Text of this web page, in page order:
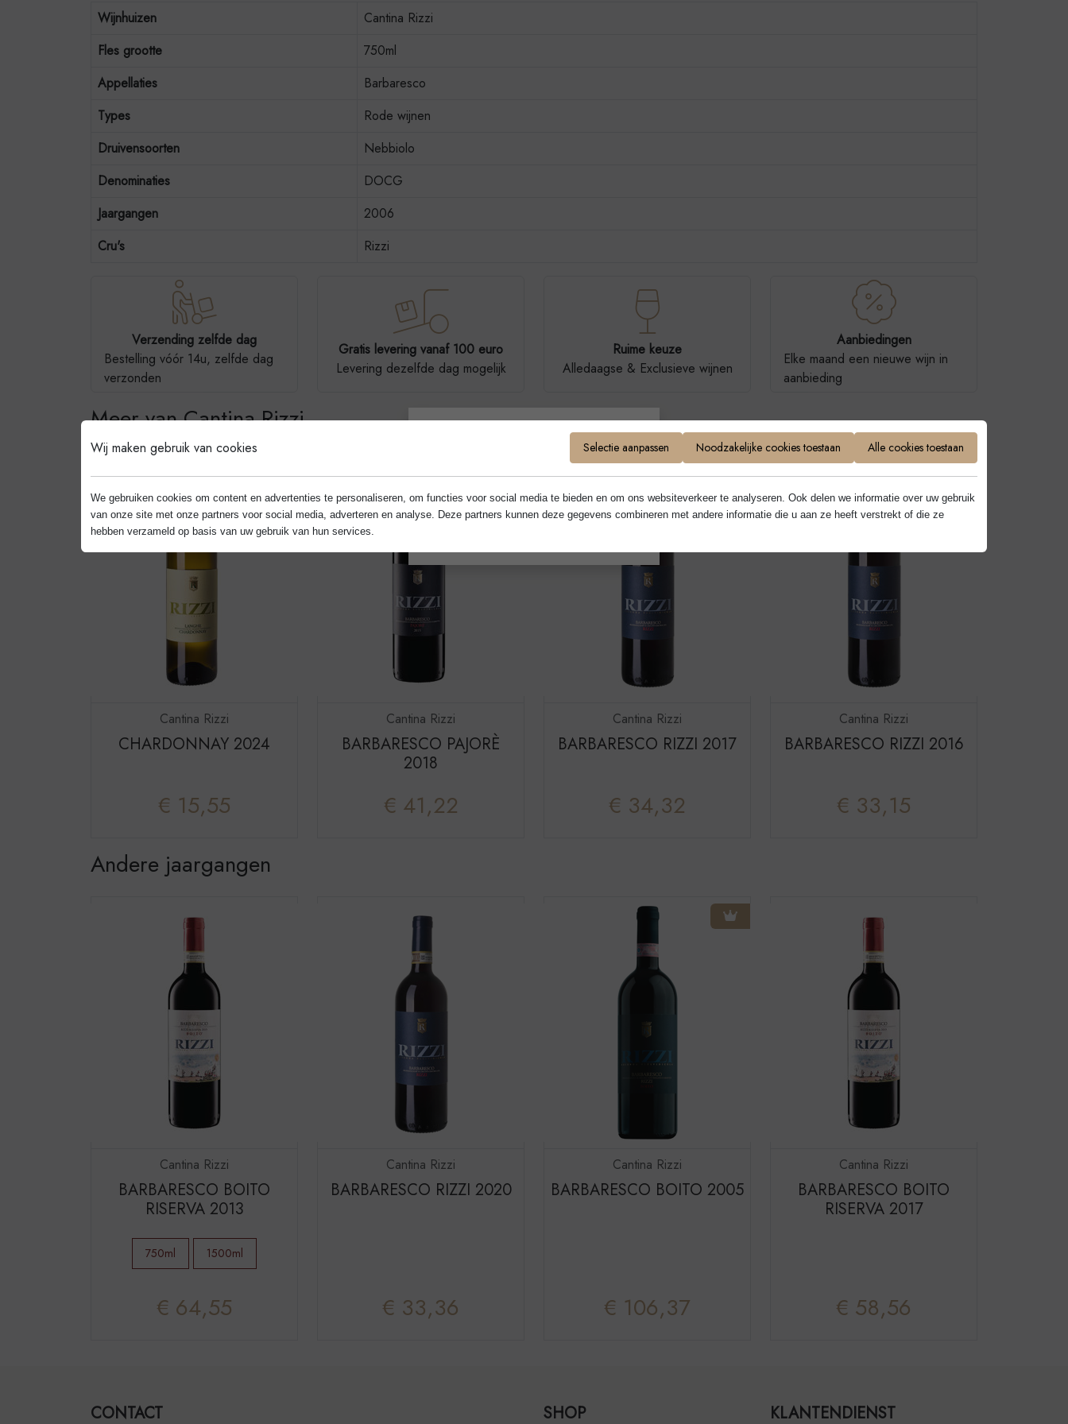
Ben je ouder dan 18?
Ja Nee
Wijnhuizen
Cantina Rizzi
Fles grootte
750ml
Appellaties
Barbaresco
Types
Rode wijnen
Druivensoorten
Nebbiolo
Denominaties
DOCG
Jaargangen
2006
Cru's
Rizzi
Verzending zelfde dag
Bestelling vóór 14u, zelfde dag
verzonden
Gratis levering vanaf 100 euro
Levering dezelfde dag mogelijk
Ruime keuze
Alledaagse & Exclusieve wijnen
Aanbiedingen
Elke maand een nieuwe wijn in
aanbieding
Meer van Cantina Rizzi
Cantina Rizzi
CHARDONNAY 2024
€ 15,55
Cantina Rizzi
BARBARESCO PAJORÈ
2018
€ 41,22
Cantina Rizzi
BARBARESCO RIZZI 2017
€ 34,32
Cantina Rizzi
BARBARESCO RIZZI 2016
€ 33,15
Andere jaargangen
Cantina Rizzi
BARBARESCO BOITO
RISERVA 2013
750ml 1500ml
€ 64,55
Cantina Rizzi
BARBARESCO RIZZI 2020
€ 33,36
Cantina Rizzi
BARBARESCO BOITO 2005
€ 106,37
Cantina Rizzi
BARBARESCO BOITO
RISERVA 2017
€ 58,56
CONTACT SHOP KLANTENDIENST
Wij maken gebruik van cookies Selectie aanpassen Noodzakelijke cookies toestaan Alle cookies toestaan
We gebruiken cookies om content en advertenties te personaliseren, om functies voor social media te bieden en om ons websiteverkeer te analyseren. Ook delen we informatie over uw gebruik
van onze site met onze partners voor social media, adverteren en analyse. Deze partners kunnen deze gegevens combineren met andere informatie die u aan ze heeft verstrekt of die ze
hebben verzameld op basis van uw gebruik van hun services.